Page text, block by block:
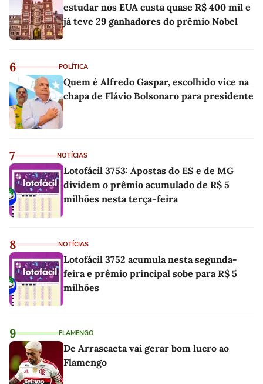
estudar nos EUA custa quase R$ 400 mil e
já teve 29 ganhadores do prêmio Nobel
6 POLÍTICA
Quem é Alfredo Gaspar, escolhido vice na
chapa de Flávio Bolsonaro para presidente
7 NOTÍCIAS
Lotofácil 3753: Apostas do ES e de MG
dividem o prêmio acumulado de R$ 5
milhões nesta terça-feira
8 NOTÍCIAS
Lotofácil 3752 acumula nesta segunda-
feira e prêmio principal sobe para R$ 5
milhões
9 FLAMENGO
De Arrascaeta vai gerar bom lucro ao
Flamengo